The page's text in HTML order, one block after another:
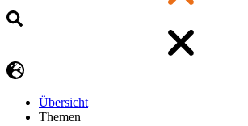
Übersicht
Themen